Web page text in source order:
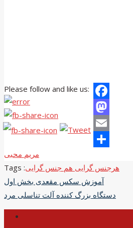
Please follow and like us:
Facebook
Mastodon
Email
Share
مریم محبی
Tags :هرجنس گرایی هم جنس گرایی
Post
navigation
آموزش سکس مقعدی بخش اول
دستگاه بزرگ کننده آلت تناسلی مرد